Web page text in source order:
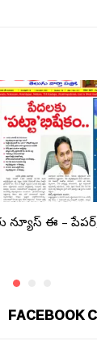
న్యూస్ ఈ –
FACEBOOK